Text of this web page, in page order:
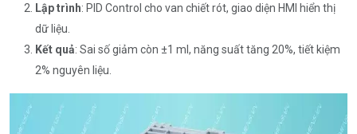
Lập trình: PID Control cho van chiết rót, giao diện HMI hiển thị
dữ liệu.
Kết quả: Sai số giảm còn ±1 ml, năng suất tăng 20%, tiết kiệm
2% nguyên liệu.